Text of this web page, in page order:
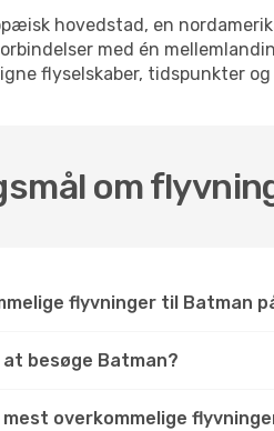
hovedstad, en
med én
flyselskaber, tidspunkter
om
flyvninger til Batman
besøge Batman?
overkommelige